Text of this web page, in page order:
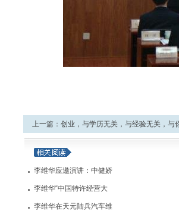
上一篇： 创业，与学历无关，与经验无关，与
李维华应邀演讲：中健娇
李维华“中国特许经营大
李维华在天元陆兵汽车维